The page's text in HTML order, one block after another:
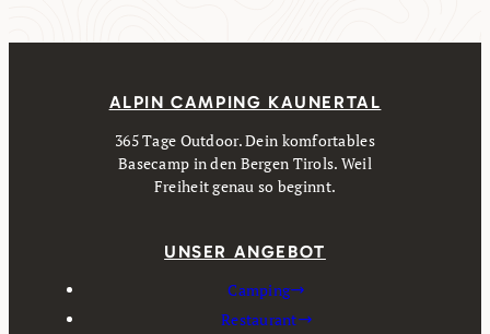
ALPIN CAMPING KAUNERTAL
365 Tage Outdoor. Dein komfortables
Basecamp in den Bergen Tirols. Weil
Freiheit genau so beginnt.
UNSER ANGEBOT
Camping
Restaurant